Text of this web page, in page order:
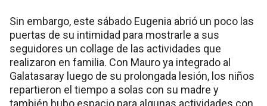
Sin embargo, este sábado Eugenia abrió un poco las
puertas de su intimidad para mostrarle a sus
seguidores un collage de las actividades que
realizaron en familia. Con Mauro ya integrado al
Galatasaray luego de su prolongada lesión, los niños
repartieron el tiempo a solas con su madre y
también hubo espacio para algunas actividades con